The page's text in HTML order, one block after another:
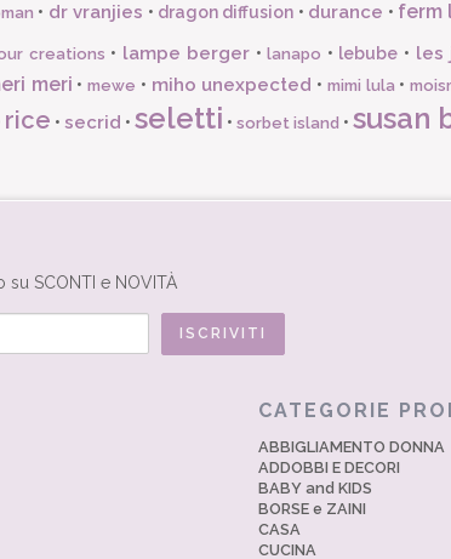
• dr vranjies • dragon diffusion • durance • ferm
creations • lampe berger •lanapo • lebube • les
meri •mewe • miho unexpected • mimi lula •
rice • secrid • seletti • sorbet island • susan
su SCONTI e NOVITÀ
CATEGORIE
ABBIGLIAMENTO DONNA
ADDOBBI E DECORI
BABY and KIDS
BORSE e ZAINI
CASA
CUCINA